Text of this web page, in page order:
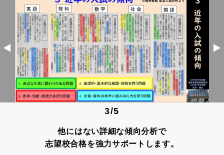
3/5
他にはない詳細な傾向分析で
志望校合格を強力サポートします。